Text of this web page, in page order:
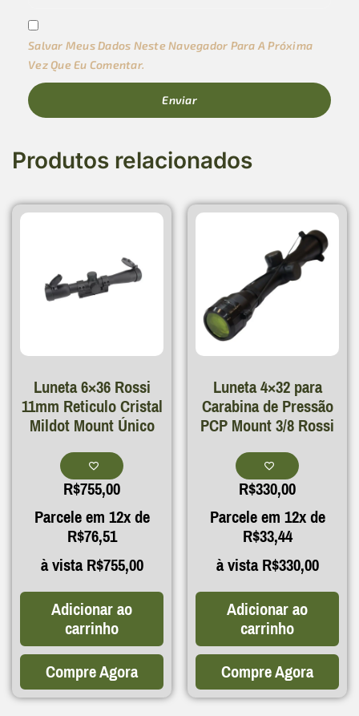
Salvar Meus Dados Neste Navegador Para A Próxima
Vez Que Eu Comentar.
Produtos relacionados
Luneta 6×36 Rossi
11mm Reticulo Cristal
Mildot Mount Único
R$755,00
Parcele em 12x de
R$76,51
à vistaR$755,00
Adicionar ao
carrinho
Compre Agora
Luneta 4×32 para
Carabina de Pressão
PCP Mount 3/8 Rossi
R$330,00
Parcele em 12x de
R$33,44
à vistaR$330,00
Adicionar ao
carrinho
Compre Agora